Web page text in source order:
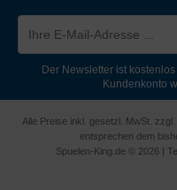
Der Newsletter ist
Kundenkonto
Alle Preise inkl. gesetzl. MwSt. zzgl.
entsprechen dem
Spuelen-King.de © 2026 |